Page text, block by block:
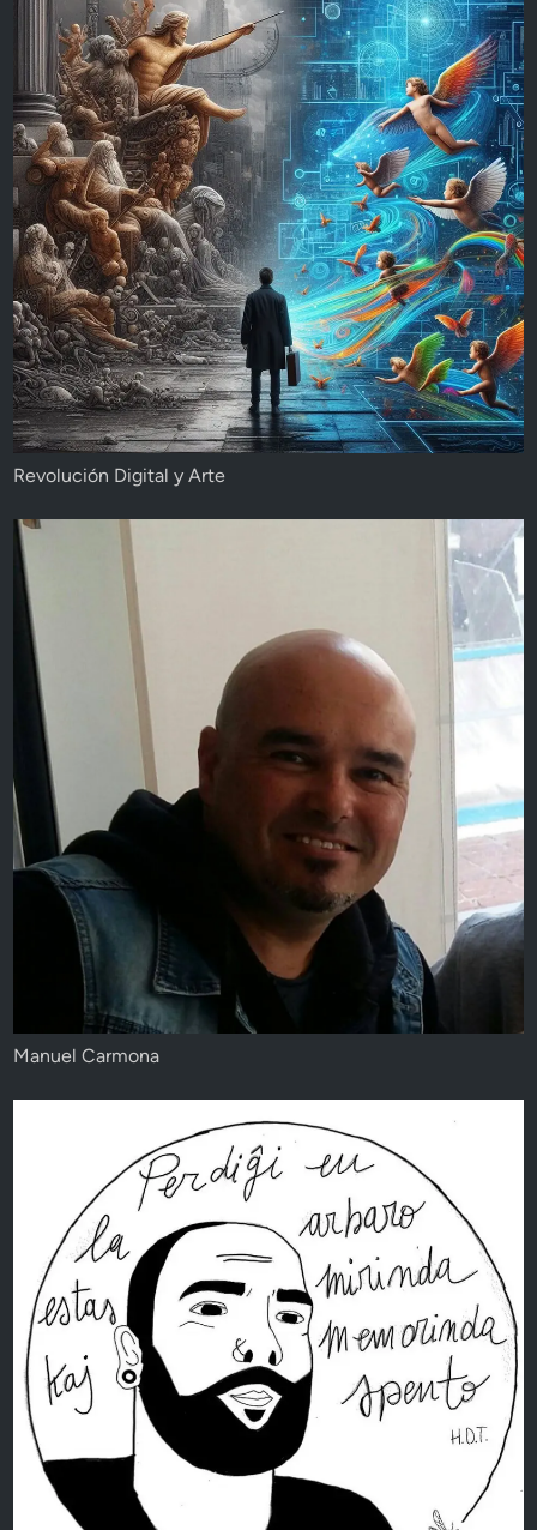
Revolución Digital y Arte
Manuel Carmona